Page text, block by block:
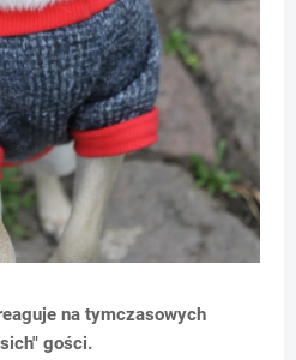
na tymczasowych
gości.